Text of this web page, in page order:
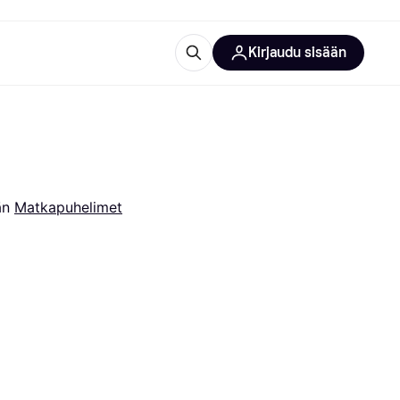
Kirjaudu sisään
Matkapuhelimet